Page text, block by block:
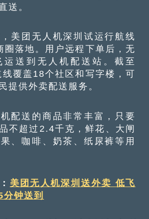
送。
团无人机深圳试运行航线
圈落地。用户远程下单后，无
运送到无人机配送站。截至
覆盖18个社区和写字楼，可
提供外卖配送服务。
送的商品非常丰富，只要
不超过2.4千克，鲜花、大闸
、咖啡、奶茶、纸尿裤等用
美团无人机深圳送外卖 低飞
钟送到